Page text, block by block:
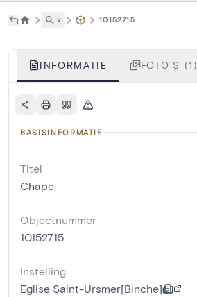
˅ 10152715
INFORMATIE FOTO'S (1)
BASISINFORMATIE
Titel
Chape
Objectnummer
10152715
Instelling
Eglise Saint-Ursmer[Binche]